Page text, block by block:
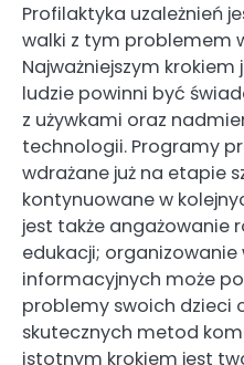
Profilaktyka uzależnień
walki z tym problemem
Najważniejszym krokiem
ludzie powinni być
z używkami oraz
technologii. Programy
wdrażane już na etapie
kontynuowane w
jest także angażowanie
edukacji;
informacyjnych może
problemy swoich dzieci
skutecznych metod
istotnym krokiem jest